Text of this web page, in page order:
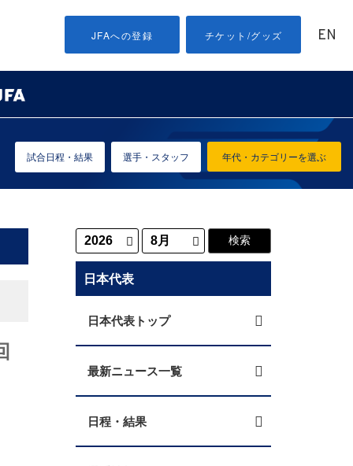
JFAへの登録 チケット/グッズ EN
年代・カテゴリーを選ぶ
試合日程・結果 選手・スタッフ
日本代表
日本代表トップ
最新ニュース一覧
日程・結果